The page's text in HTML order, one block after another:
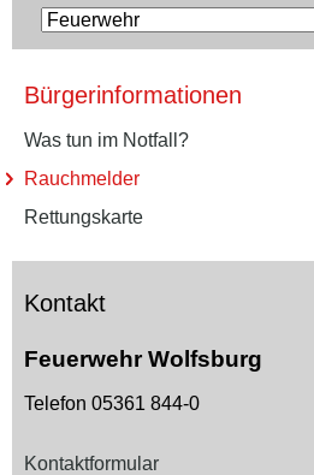
Bürgerinformationen
Was tun im Notfall?
Rauchmelder
Rettungskarte
Kontakt
Feuerwehr Wolfsburg
Telefon 05361 844-0
Kontaktformular